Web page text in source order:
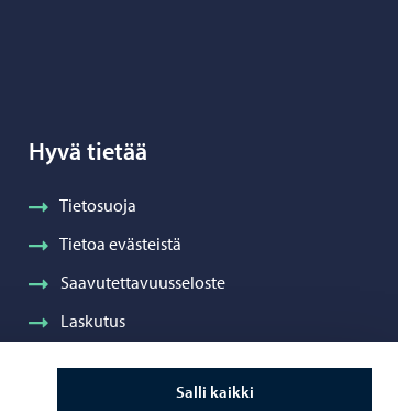
Salli kaikki
Hyvä tietää
Tietosuoja
Tietoa evästeistä
Saavutettavuusseloste
Laskutus